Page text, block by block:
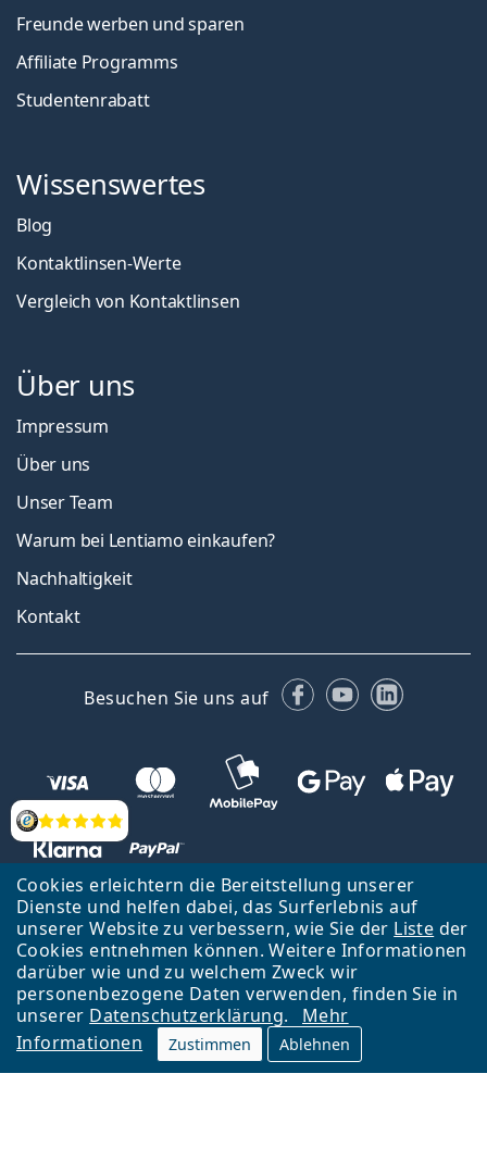
Cookies erleichtern die Bereitstellung unserer
Dienste und helfen dabei, das Surferlebnis auf
unserer Website zu verbessern, wie Sie der Liste der
Cookies entnehmen können. Weitere Informationen
darüber wie und zu welchem Zweck wir
personenbezogene Daten verwenden, finden Sie in
unserer Datenschutzerklärung.
Mehr
Informationen
Zustimmen Ablehnen
Bewertung
Freunde werben und sparen
Affiliate Programms
Studentenrabatt
Wissenswertes
Blog
Kontaktlinsen-Werte
Vergleich von Kontaktlinsen
Über uns
Impressum
Über uns
Unser Team
Warum bei Lentiamo einkaufen?
Nachhaltigkeit
Kontakt
Besuchen Sie uns auf Facebook
YouTubeLinkedIn
Zurück zur Hauptseite
Nach oben
Lentiamo s.r.o., Tschechien ist Eigentümer und Betreiber des Online-
Shops Lentiamo.de
Seit 18 Jahren sind wir für Sie da.